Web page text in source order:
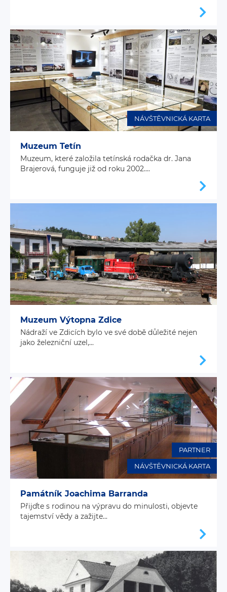
NÁVŠTĚVNICKÁ KARTA
Muzeum Tetín
Muzeum, které založila tetínská rodačka dr. Jana
Brajerová, funguje již od roku 2002....
Muzeum Výtopna Zdice
Nádraží ve Zdicích bylo ve své době důležité nejen
jako železniční uzel,...
NÁVŠTĚVNICKÁ KARTA
PARTNER
Památník Joachima Barranda
Přijďte s rodinou na výpravu do minulosti, objevte
tajemství vědy a zažijte...